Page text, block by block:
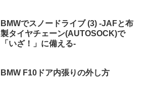
BMWでスノードライブ (3) -JAFと布
製タイヤチェーン(AUTOSOCK)で
「いざ！」に備える-
BMW F10ドア内張りの外し方